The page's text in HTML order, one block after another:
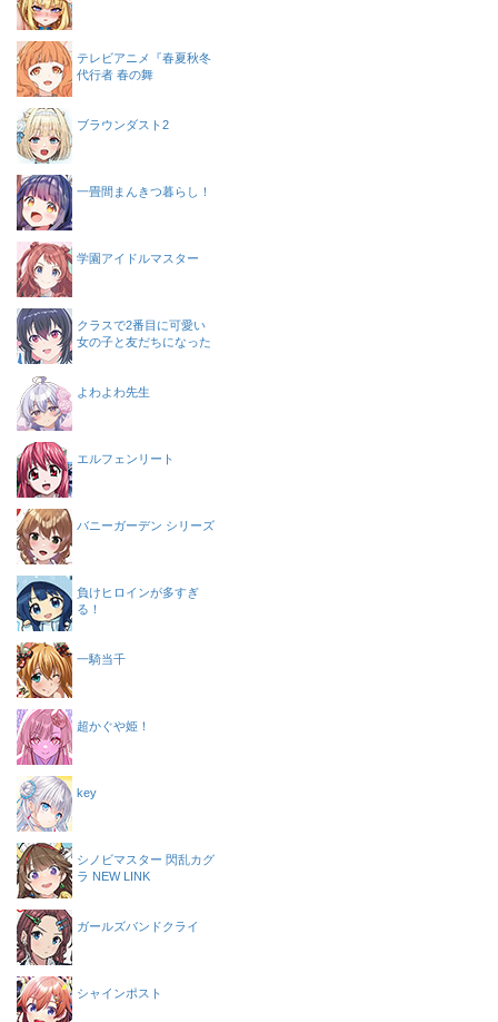
テレビアニメ『春夏秋冬
代行者 春の舞
ブラウンダスト2
一畳間まんきつ暮らし！
学園アイドルマスター
クラスで2番目に可愛い
女の子と友だちになった
よわよわ先生
エルフェンリート
バニーガーデン シリーズ
負けヒロインが多すぎ
る！
一騎当千
超かぐや姫！
key
シノビマスター 閃乱カグ
ラ NEW LINK
ガールズバンドクライ
シャインポスト